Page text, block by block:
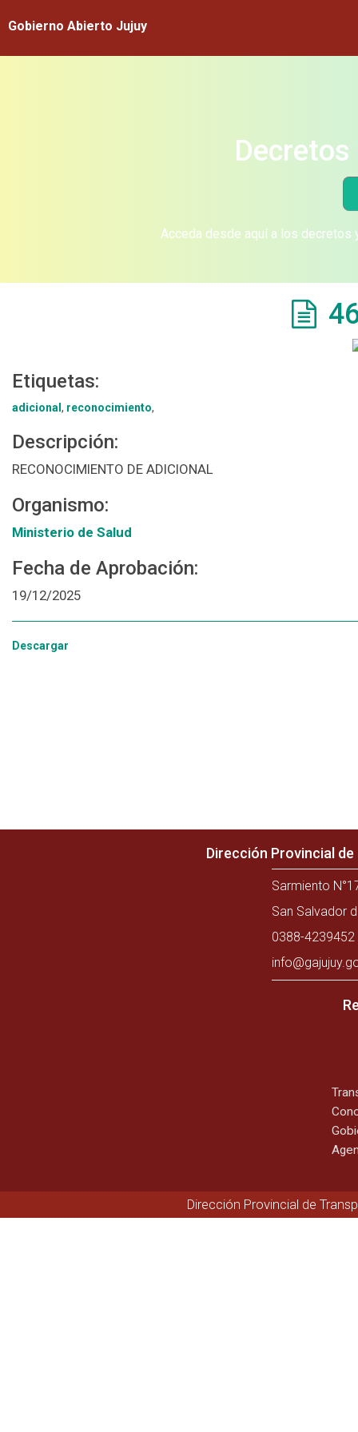
Gobierno Abierto Jujuy
Acceda desde aquí a los
Etiquetas:
adicional , reconocimiento,
Descripción:
RECONOCIMIENTO DE ADICIONAL
Organismo:
Ministerio de Salud
Fecha de Aprobación:
19/12/2025
Descargar
Dirección Provincial
Sarmiento
San Salvador
0388-
Dirección Provincial de